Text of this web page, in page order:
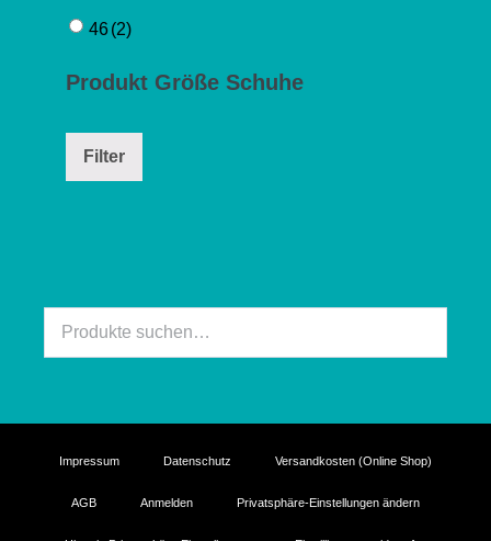
46(2)
Produkt Größe Schuhe
Filter
Suche
Impressum Datenschutz Versandkosten (Online Shop)
AGB Anmelden Privatsphäre-Einstellungen ändern